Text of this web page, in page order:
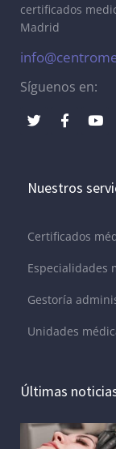
certificados
Madrid
Síguenos en:
Nuestros
Certificados
Especialidades
Gestoría
Unidades
Últimas